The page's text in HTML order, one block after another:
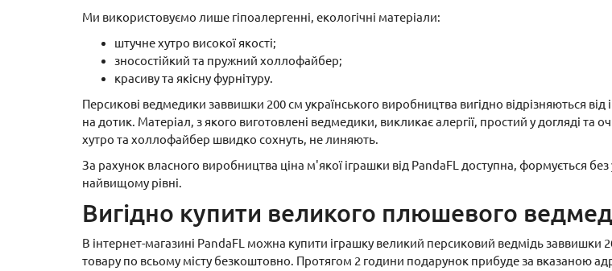
Ми використовуємо лише гіпоалергенні, екологічні матеріали:
штучне хутро високої якості;
зносостійкий та пружний холлофайбер;
красиву та якісну фурнітуру.
Персикові ведмедики заввишки 200 см українського виробництва вигідно відрізняються
на дотик. Матеріал, з якого виготовлені ведмедики, викликає алергії, простий у догляді
хутро та холлофайбер швидко сохнуть, не линяють.
За рахунок власного виробництва ціна м'якої іграшки від PandaFL доступна, формується
найвищому рівні.
Вигідно купити великого плюшевого
В інтернет-магазині PandaFL можна купити іграшку великий персиковий ведмідь заввишки
товару по всьому місту безкоштовно. Протягом 2 години подарунок прибуде за вказаною